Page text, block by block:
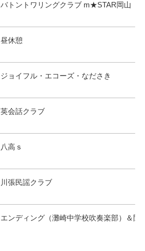
バトントワリングクラブ m★STAR岡山
昼休憩
ジョイフル・エコーズ・なださき
英会話クラブ
八高ｓ
川張民謡クラブ
エンディング（灘崎中学校吹奏楽部）＆閉